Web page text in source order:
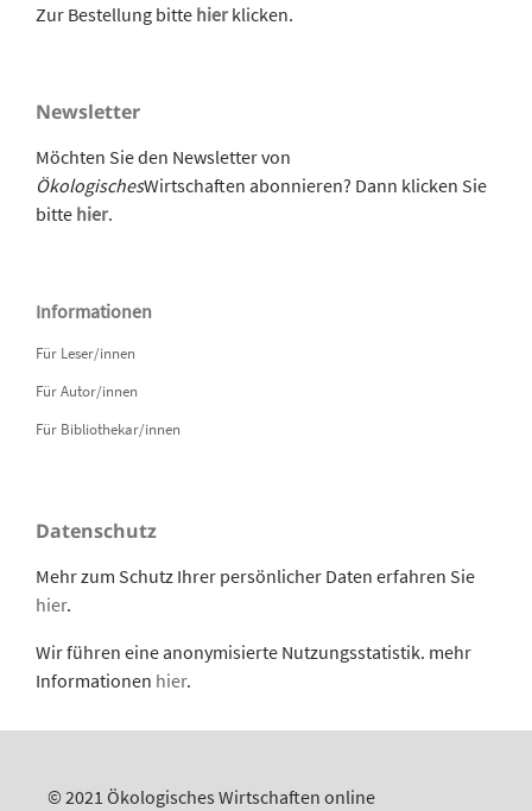
Zur Bestellung bitte hier klicken.
Newsletter
Möchten Sie den Newsletter von
ÖkologischesWirtschaften abonnieren? Dann klicken Sie
bitte hier.
Informationen
Für Leser/innen
Für Autor/innen
Für Bibliothekar/innen
Datenschutz
Mehr zum Schutz Ihrer persönlicher Daten erfahren Sie
hier.
Wir führen eine anonymisierte Nutzungsstatistik. mehr
Informationen hier.
© 2021 Ökologisches Wirtschaften online